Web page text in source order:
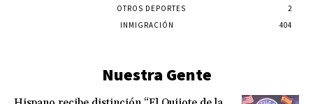
OTROS DEPORTES
2
INMIGRACIÓN
404
Nuestra Gente